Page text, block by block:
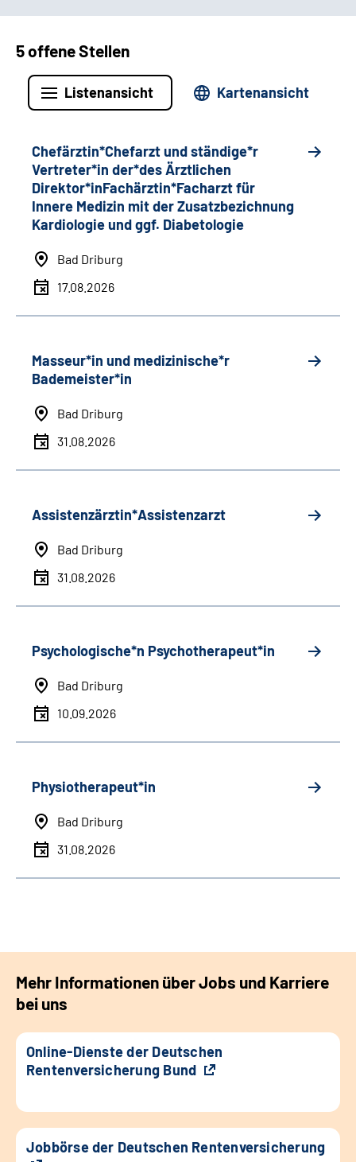
5 offene Stellen
Listenansicht Kartenansicht
Chefärztin*Chefarzt und ständige*r
Vertreter*in der*des Ärztlichen
Direktor*inFachärztin*Facharzt für
Innere Medizin mit der Zusatzbezichnung
Kardiologie und ggf. Diabetologie
Bad Driburg
17.08.2026
Masseur*in und medizinische*r
Bademeister*in
Bad Driburg
31.08.2026
Assistenzärztin*Assistenzarzt
Bad Driburg
31.08.2026
Psychologische*n Psychotherapeut*in
Bad Driburg
10.09.2026
Physiotherapeut*in
Bad Driburg
31.08.2026
Mehr Informationen über Jobs und Karriere
bei uns
Online-Dienste der Deutschen
Rentenversicherung Bund
Jobbörse der Deutschen Rentenversicherung